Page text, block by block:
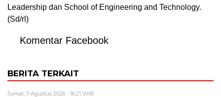
Leadership dan School of Engineering and Technology.
(Sd/rl)
Komentar Facebook
BERITA TERKAIT
Jumat, 7 Agustus 2026 - 16:21 WIB